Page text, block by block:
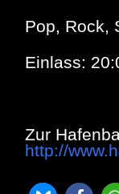
Pop, Rock,
Einlass:
Zur
http://